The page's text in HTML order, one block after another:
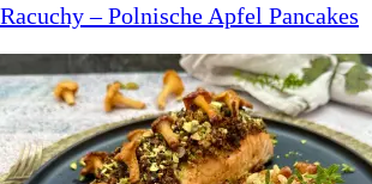
Racuchy – Polnische Apfel Pancakes